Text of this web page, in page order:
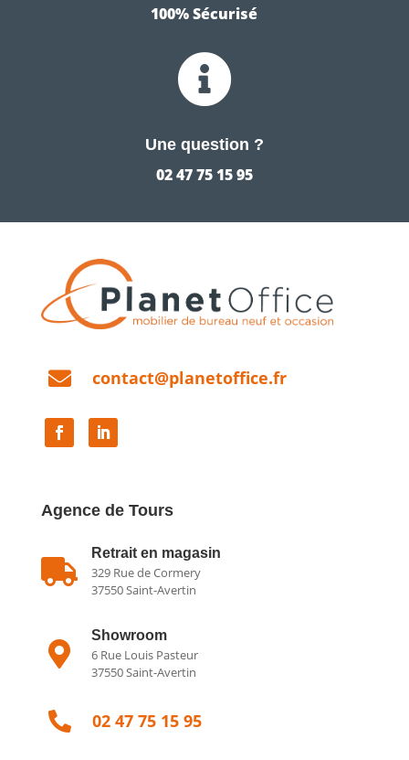
100% Sécurisé

Une question ?
02 47 75 15 95
 contact@planetoffice.fr
Agence de Tours

Retrait en magasin
329 Rue de Cormery
37550 Saint-Avertin

Showroom
6 Rue Louis Pasteur
37550 Saint-Avertin
 02 47 75 15 95